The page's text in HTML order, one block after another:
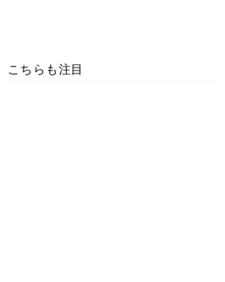
こちらも注目